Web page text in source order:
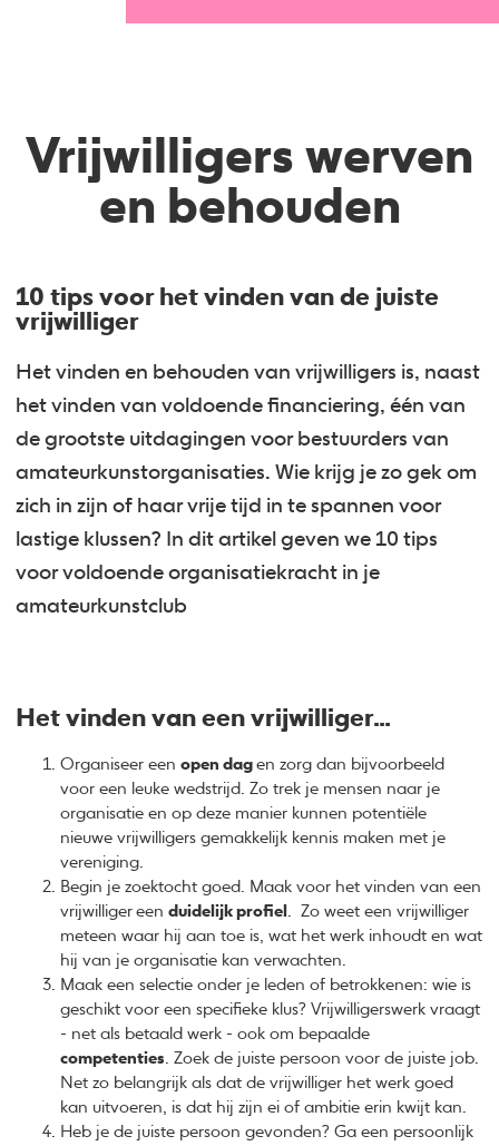
Vrijwilligers werven
en behouden
10 tips voor het vinden van de juiste
vrijwilliger
Het vinden en behouden van vrijwilligers is, naast
het vinden van voldoende financiering, één van
de grootste uitdagingen voor bestuurders van
amateurkunstorganisaties. Wie krijg je zo gek om
zich in zijn of haar vrije tijd in te spannen voor
lastige klussen? In dit artikel geven we 10 tips
voor voldoende organisatiekracht in je
amateurkunstclub
Het vinden van een vrijwilliger…
Organiseer eenopen dagen zorg dan bijvoorbeeld
voor een leuke wedstrijd. Zo trek je mensen naar je
organisatie en op deze manier kunnen potentiële
nieuwe vrijwilligers gemakkelijk kennis maken met je
vereniging.
Begin je zoektocht goed. Maak voor het vinden van een
vrijwilliger eenduidelijk profiel
. Zo weet een vrijwilliger
meteen waar hij aan toe is, wat het werk inhoudt en wat
hij van je organisatie kan verwachten.
Maak een selectie onder je leden of betrokkenen: wie is
geschikt voor een specifieke klus? Vrijwilligerswerk vraagt
- net als betaald werk - ook om bepaalde
competenties . Zoek de juiste persoon voor de juiste job.
Net zo belangrijk als dat de vrijwilliger het werk goed
kan uitvoeren, is dat hij zijn ei of ambitie erin kwijt kan.
Heb je de juiste persoon gevonden? Ga een persoonlijk